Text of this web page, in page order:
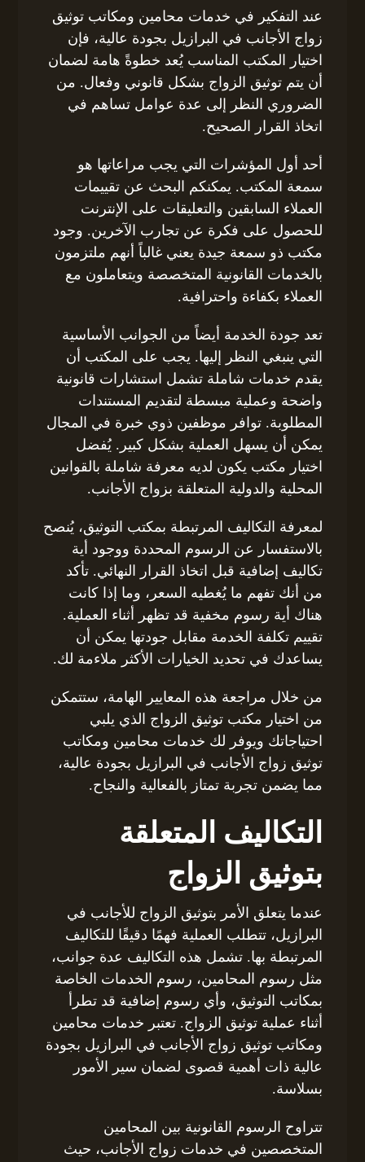
عند التفكير في خدمات محامين ومكاتب توثيق
زواج الأجانب في البرازيل بجودة عالية، فإن
اختيار المكتب المناسب يُعد خطوةً هامة لضمان
أن يتم توثيق الزواج بشكل قانوني وفعال. من
الضروري النظر إلى عدة عوامل تساهم في
اتخاذ القرار الصحيح.
أحد أول المؤشرات التي يجب مراعاتها هو
سمعة المكتب. يمكنكم البحث عن تقييمات
العملاء السابقين والتعليقات على الإنترنت
للحصول على فكرة عن تجارب الآخرين. وجود
مكتب ذو سمعة جيدة يعني غالباً أنهم ملتزمون
بالخدمات القانونية المتخصصة ويتعاملون مع
العملاء بكفاءة واحترافية.
تعد جودة الخدمة أيضاً من الجوانب الأساسية
التي ينبغي النظر إليها. يجب على المكتب أن
يقدم خدمات شاملة تشمل استشارات قانونية
واضحة وعملية مبسطة لتقديم المستندات
المطلوبة. توافر موظفين ذوي خبرة في المجال
يمكن أن يسهل العملية بشكل كبير. يُفضل
اختيار مكتب يكون لديه معرفة شاملة بالقوانين
المحلية والدولية المتعلقة بزواج الأجانب.
لمعرفة التكاليف المرتبطة بمكتب التوثيق، يُنصح
بالاستفسار عن الرسوم المحددة ووجود أية
تكاليف إضافية قبل اتخاذ القرار النهائي. تأكد
من أنك تفهم ما يُغطيه السعر، وما إذا كانت
هناك أية رسوم مخفية قد تظهر أثناء العملية.
تقييم تكلفة الخدمة مقابل جودتها يمكن أن
يساعدك في تحديد الخيارات الأكثر ملاءمة لك.
من خلال مراجعة هذه المعايير الهامة، ستتمكن
من اختيار مكتب توثيق الزواج الذي يلبي
احتياجاتك ويوفر لك خدمات محامين ومكاتب
توثيق زواج الأجانب في البرازيل بجودة عالية،
مما يضمن تجربة تمتاز بالفعالية والنجاح.
التكاليف المتعلقة
بتوثيق الزواج
عندما يتعلق الأمر بتوثيق الزواج للأجانب في
البرازيل، تتطلب العملية فهمًا دقيقًا للتكاليف
المرتبطة بها. تشمل هذه التكاليف عدة جوانب،
مثل رسوم المحامين، رسوم الخدمات الخاصة
بمكاتب التوثيق، وأي رسوم إضافية قد تطرأ
أثناء عملية توثيق الزواج. تعتبر خدمات محامين
ومكاتب توثيق زواج الأجانب في البرازيل بجودة
عالية ذات أهمية قصوى لضمان سير الأمور
بسلاسة.
تتراوح الرسوم القانونية بين المحامين
المتخصصين في خدمات زواج الأجانب، حيث